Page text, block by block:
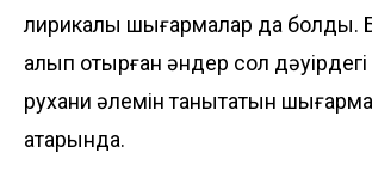
лирикалық шығармалар да болды.
алып отырған әндер сол дәуірдегі
рухани әлемін танытатын
қатарында.